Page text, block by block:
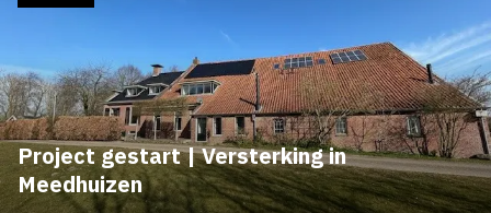
Project gestart | Versterking in
Meedhuizen